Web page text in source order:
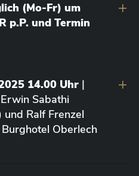
(Mo-Fr) um
p.P. und Termin
14.00 Uhr |
Sabathi
Ralf Frenzel
Oberlech